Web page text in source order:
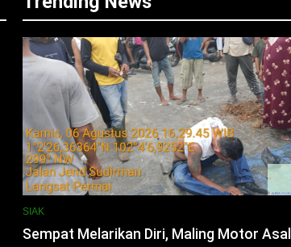
SIAK
Sempat Melarikan Diri, Maling Motor Asal